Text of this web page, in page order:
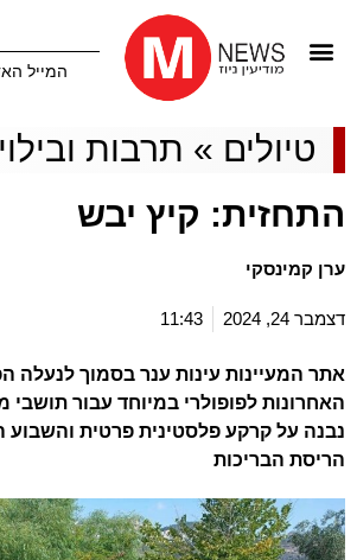
המייל
טיולים » תרבות ובילוי
התחזית: קיץ יבש
ערן קמינסקי
דצמבר 24, 2024 11:43
אתר המעיינות עינות ענר בסמוך לנעלה
האחרונות לפופולרי במיוחד עבור תושבי
נבנה על קרקע פלסטינית פרטית והשבוע
הריסת הבריכות